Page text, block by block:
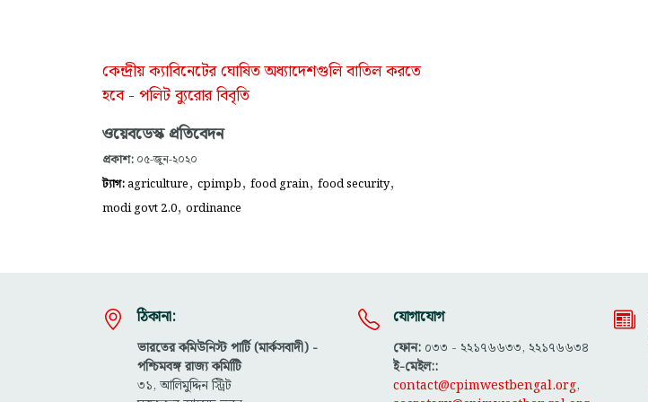
কেন্দ্রীয় ক্যাবিনেটের ঘোষিত অধ্যাদেশগুলি বাতিল করতে
হবে - পলিট ব্যুরোর বিবৃতি
ওয়েবডেস্ক প্রতিবেদন
প্রকাশ: ০৫-জুন-২০২০
ট্যাগ:agriculture, cpimpb, food grain, food security,
modi govt 2.0, ordinance
ঠিকানা:
ভারতের কমিউনিস্ট পার্টি (মার্কসবাদী) -
পশ্চিমবঙ্গ রাজ্য কমিটিি
৩১, আলিমুদ্দিন স্ট্রিট
যোগাযোগ
ফোন: ০৩৩ - ২২১৭৬৬৩৩, ২২১৭৬৬৩৪
ই-মেইল::
contact@cpimwestbengal.org,